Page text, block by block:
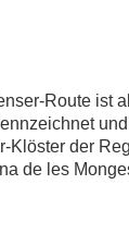
Route ist
Klöster der
de les